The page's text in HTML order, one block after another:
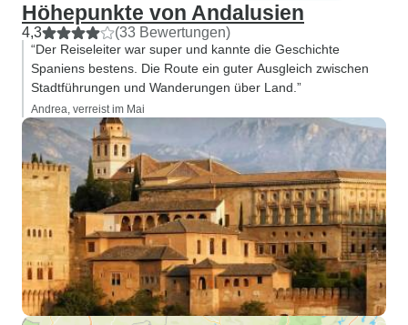
Höhepunkte von Andalusien
4,3 (33 Bewertungen)
“Der Reiseleiter war super und kannte die Geschichte
Spaniens bestens. Die Route ein guter Ausgleich zwischen
Stadtführungen und Wanderungen über Land.”
Andrea, verreist im Mai